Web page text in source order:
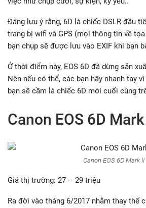
Đáng lưu ý rằng, 6D là chiếc DSLR đầu
trang bị wifi và GPS (mọi thông tin về
bạn chụp sẽ được lưu vào EXIF khi bạn
Ở thời điểm này, EOS 6D đã dừng sản
Nên nếu có thể, các bạn hãy nhanh tay
bạn sẽ cầm là chiếc 6D mới cuối cùng
Canon EOS 6D
Canon EOS 6D Mark II
Giá thị trường: 27 – 29 triệu
Ra đời vào tháng 6/2017 nhằm thay thế